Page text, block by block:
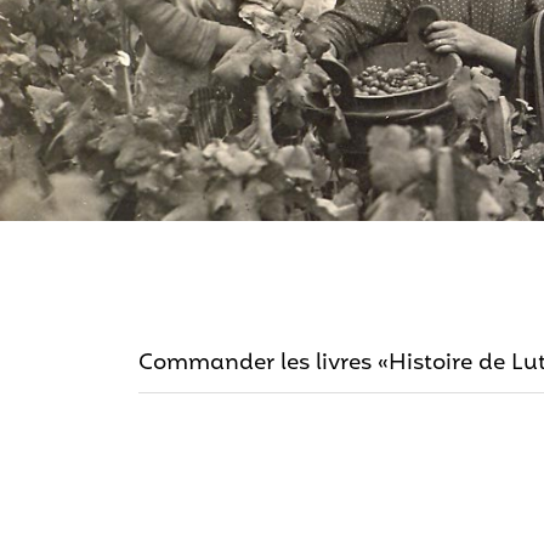
Commander les livres «Histoire de